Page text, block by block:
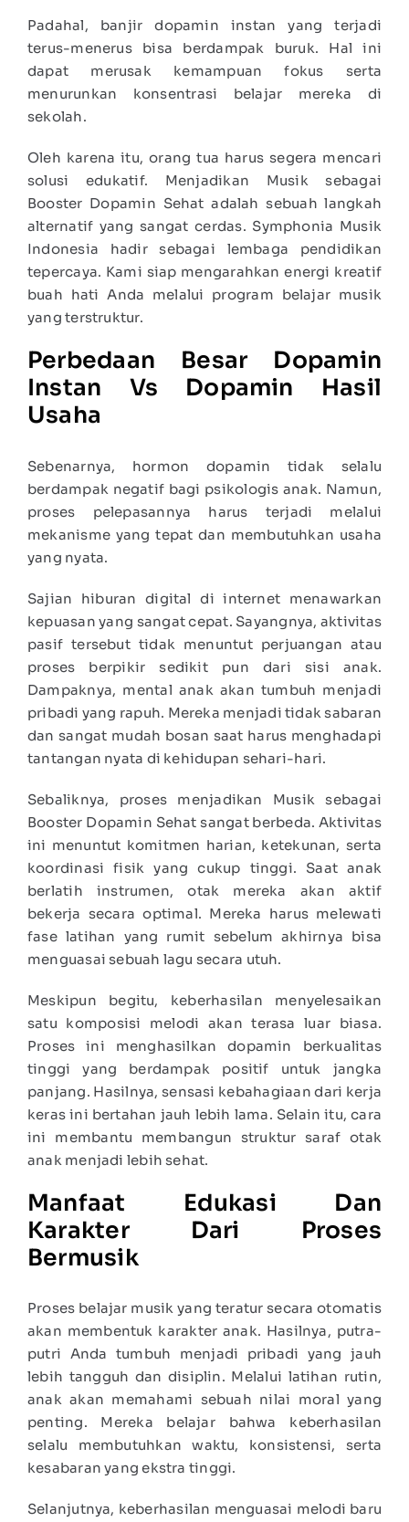
Padahal, banjir dopamin instan yang terjadi
terus-menerus bisa berdampak buruk. Hal ini
dapat merusak kemampuan fokus serta
menurunkan konsentrasi belajar mereka di
sekolah.
Oleh karena itu, orang tua harus segera mencari
solusi edukatif. Menjadikan Musik sebagai
Booster Dopamin Sehat adalah sebuah langkah
alternatif yang sangat cerdas. Symphonia Musik
Indonesia hadir sebagai lembaga pendidikan
tepercaya. Kami siap mengarahkan energi kreatif
buah hati Anda melalui program belajar musik
yang terstruktur.
Perbedaan Besar Dopamin
Instan Vs Dopamin Hasil
Usaha
Sebenarnya, hormon dopamin tidak selalu
berdampak negatif bagi psikologis anak. Namun,
proses pelepasannya harus terjadi melalui
mekanisme yang tepat dan membutuhkan usaha
yang nyata.
Sajian hiburan digital di internet menawarkan
kepuasan yang sangat cepat. Sayangnya, aktivitas
pasif tersebut tidak menuntut perjuangan atau
proses berpikir sedikit pun dari sisi anak.
Dampaknya, mental anak akan tumbuh menjadi
pribadi yang rapuh. Mereka menjadi tidak sabaran
dan sangat mudah bosan saat harus menghadapi
tantangan nyata di kehidupan sehari-hari.
Sebaliknya, proses menjadikan Musik sebagai
Booster Dopamin Sehat sangat berbeda. Aktivitas
ini menuntut komitmen harian, ketekunan, serta
koordinasi fisik yang cukup tinggi. Saat anak
berlatih instrumen, otak mereka akan aktif
bekerja secara optimal. Mereka harus melewati
fase latihan yang rumit sebelum akhirnya bisa
menguasai sebuah lagu secara utuh.
Meskipun begitu, keberhasilan menyelesaikan
satu komposisi melodi akan terasa luar biasa.
Proses ini menghasilkan dopamin berkualitas
tinggi yang berdampak positif untuk jangka
panjang. Hasilnya, sensasi kebahagiaan dari kerja
keras ini bertahan jauh lebih lama. Selain itu, cara
ini membantu membangun struktur saraf otak
anak menjadi lebih sehat.
Manfaat Edukasi Dan
Karakter Dari Proses
Bermusik
Proses belajar musik yang teratur secara otomatis
akan membentuk karakter anak. Hasilnya, putra-
putri Anda tumbuh menjadi pribadi yang jauh
lebih tangguh dan disiplin. Melalui latihan rutin,
anak akan memahami sebuah nilai moral yang
penting. Mereka belajar bahwa keberhasilan
selalu membutuhkan waktu, konsistensi, serta
kesabaran yang ekstra tinggi.
Selanjutnya, keberhasilan menguasai melodi baru